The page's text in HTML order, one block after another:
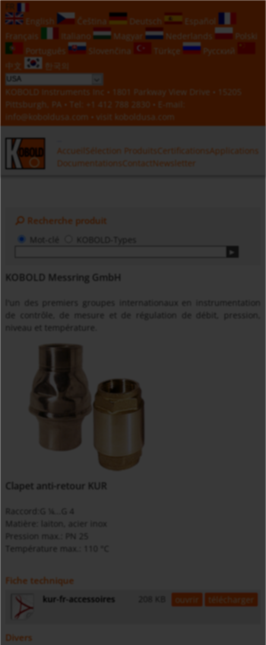
English
Čeština Deutsch
Español
Français
Italiano Magyar Nederlands
Polski
Português
Slovenčina Türkçe
Русский
中文
한국의
KOBOLD Instruments Inc • 1801 Parkway View Drive • 15205
Pittsburgh, PA • Tel:
+1 412 788 2830 • E-mail:
info@koboldusa.com • visit koboldusa.com
Accueil Sélection Produits CertificationsApplications
Documentations ContactNewsletter
Recherche produit
Mot-clé KOBOLD-Types
KOBOLD Messring GmbH
l'un des premiers groupes internationaux en instrumentation
de contrôle, de mesure et de régulation de débit, pression,
niveau et température.
Clapet anti-retour KUR
Raccord:G ¼...G 4
Matière: laiton, acier inox
Pression max.: PN 25
Température max.: 110 °C
Fiche technique
kur-fr-accessoires 208 KB ouvrir télécharger
Divers